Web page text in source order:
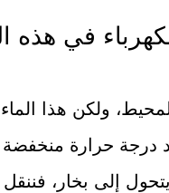
في هذه
ولكن هذا الماء
درجة حرارة منخفضة
إلى بخار، فننقل